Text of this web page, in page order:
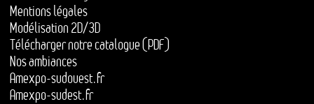
Mentions légales
Modélisation 2D/3D
Télécharger notre catalogue (PDF)
Nos ambiances
Amexpo-sudouest.fr
Amexpo-sudest.fr